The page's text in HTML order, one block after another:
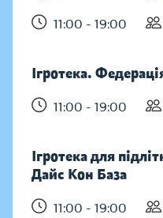
11:00 - 19:00
Ігротека.
11:00 - 19:00
Ігротека для
Дайс Кон База
11:00 - 19:00